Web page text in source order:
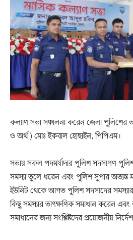
‎কল্যাণ সভা সঞ্চালনা করেন জেলা পুলিশের
ও অর্থ ) মোঃ ইকবাল হোছাইন, পিপিএম।
‎সভায় সকল পদমর্যাদার পুলিশ সদস্যগণ
সমস্যা তুলে ধরেন এবং পুলিশ সুপার অত্যন্ত
ইউনিট থেকে আগত পুলিশ সদস্যদের
কিছু সমস্যার তাৎক্ষণিক সমাধান করেন এবং
সমাধানের জন্য সংশ্লিষ্টদের প্রয়োজনীয়